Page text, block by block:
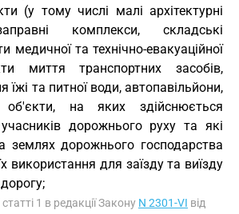
(у тому числі малі архітектурні
комплекси, складські
медичної та технічно-евакуаційної
миття транспортних засобів,
їжі та питної води, автопавільйони,
на яких здійснюється
дорожнього руху та які
землях дорожнього господарства
використання для заїзду та виїзду
1 в редакції Закону N 2301-VI від